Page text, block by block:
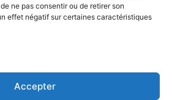
ne pas consentir ou de retirer son
effet négatif sur certaines caractéristiques
Accepter
Parisiens. | Tous droits réservés.